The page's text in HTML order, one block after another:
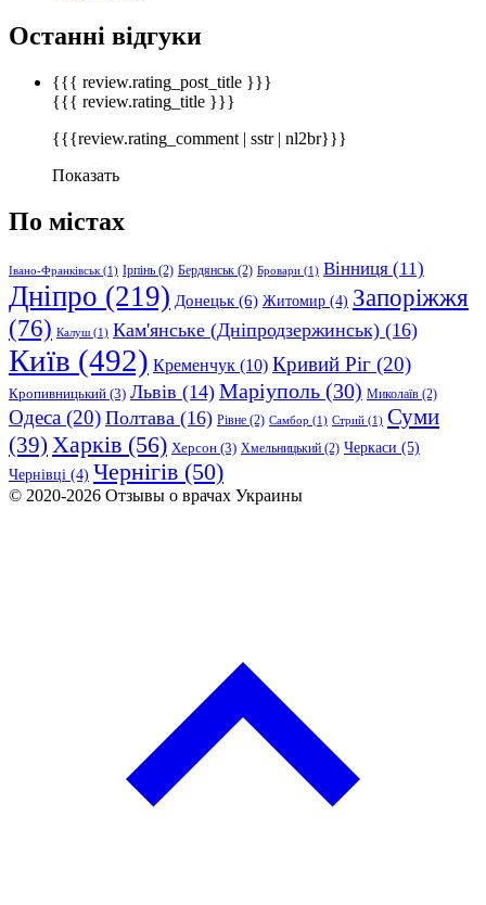
Останні відгуки
{{{ review.rating_post_title }}}
{{{ review.rating_title }}}
{{{review.rating_comment | sstr | nl2br}}}
Показать
По містах
Івано-Франківськ (1) Ірпінь (2) Бердянськ (2) Бровари (1) Вінниця (11)
Дніпро (219) Донецьк (6) Житомир (4) Запоріжжя
(76) Калуш (1) Кам'янське (Дніпродзержинськ) (16)
Київ (492) Кременчук (10) Кривий Ріг (20)
Кропивницький (3) Львів (14) Маріуполь (30) Миколаїв (2)
Одеса (20) Полтава (16) Рівне (2) Самбор (1) Стрий (1) Суми
(39) Харків (56) Херсон (3) Хмельницький (2) Черкаси (5)
Чернівці (4) Чернігів (50)
© 2020-2026 Отзывы о врачах Украины